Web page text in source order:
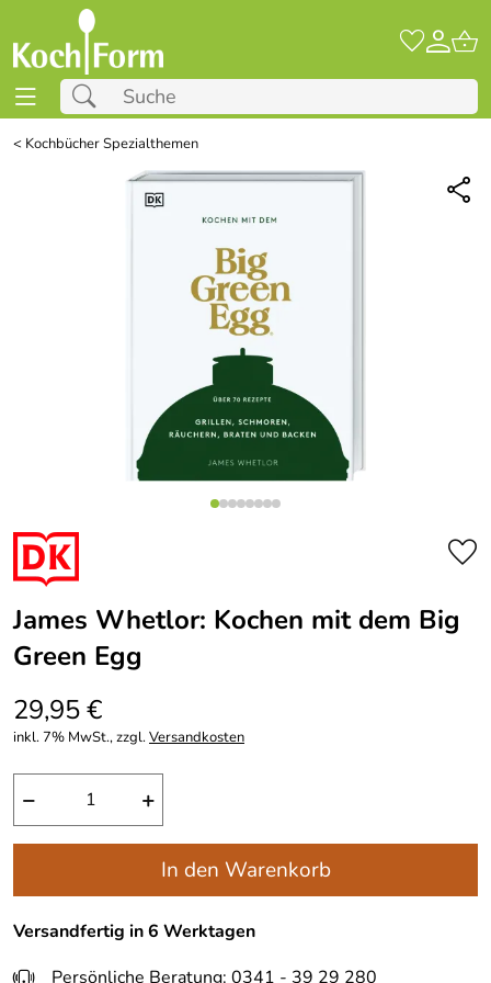
< Kochbücher Spezialthemen
James Whetlor: Kochen mit dem Big
Green Egg
29,95 €
inkl. 7% MwSt., zzgl.Versandkosten
− +
In den Warenkorb
Versandfertig in 6 Werktagen
Persönliche Beratung: 0341 - 39 29 280